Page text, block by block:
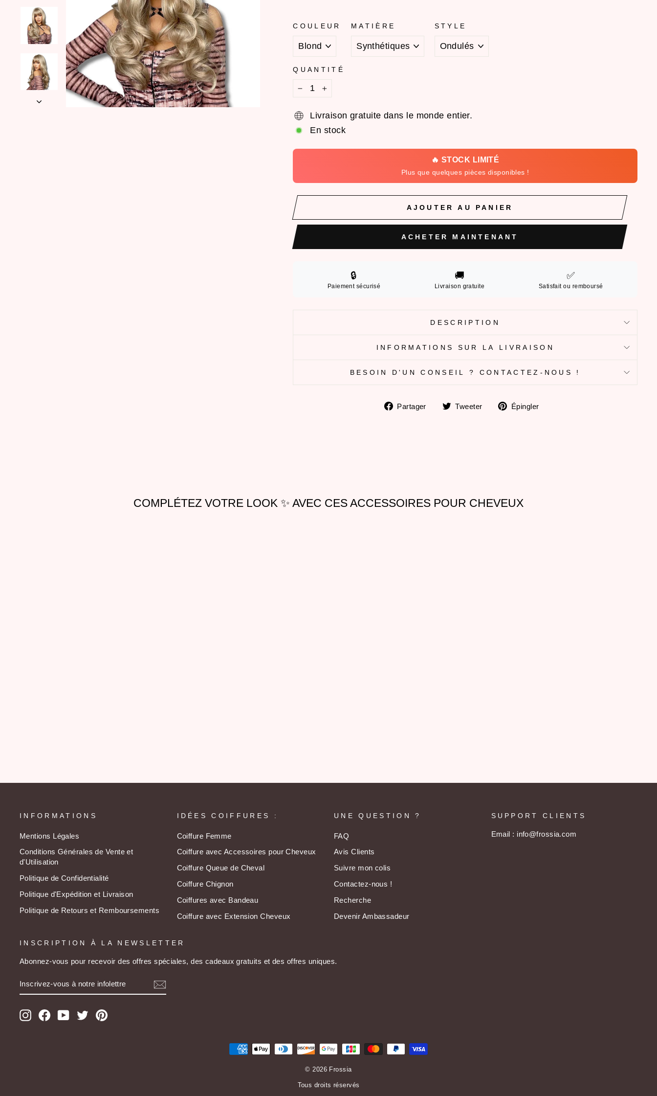
COULEUR MATIÈRE STYLE
QUANTITÉ
Livraison gratuite dans le monde entier.
En stock
🔥 STOCK LIMITÉ
Plus que quelques pièces disponibles !
AJOUTER AU PANIER
ACHETER MAINTENANT
🔒
Paiement sécurisé
🚚
Livraison gratuite
✅
Satisfait ou remboursé
DESCRIPTION
INFORMATIONS SUR LA LIVRAISON
BESOIN D'UN CONSEIL ? CONTACTEZ-NOUS !
Partager
PartagerTweeter
TweeterÉpingler
COMPLÉTEZ VOTRE LOOK ✨ AVEC CES ACCESSOIRES POUR CHEVEUX
INFORMATIONS
Mentions Légales
Conditions Générales de Vente et
d'Utilisation
Politique de Confidentialité
Politique d'Expédition et Livraison
Politique de Retours et Remboursements
IDÉES COIFFURES :
Coiffure Femme
Coiffure avec Accessoires pour Cheveux
Coiffure Queue de Cheval
Coiffure Chignon
Coiffures avec Bandeau
Coiffure avec Extension Cheveux
UNE QUESTION ?
FAQ
Avis Clients
Suivre mon colis
Contactez-nous !
Recherche
Devenir Ambassadeur
SUPPORT CLIENTS
Email : info@frossia.com
INSCRIPTION À LA NEWSLETTER
Abonnez-vous pour recevoir des offres spéciales, des cadeaux gratuits et des offres uniques.
VOUS
À
INFOLETTRE
InstagramFacebookYouTubeTwitterPinterest
© 2026 Frossia
Tous droits réservés